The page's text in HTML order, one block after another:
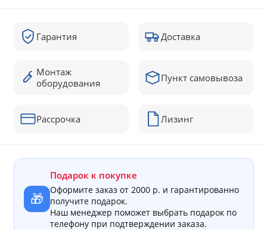
Гарантия Доставка
Монтаж
оборудования
Пункт самовывоза
Рассрочка Лизинг
🎁
Подарок к покупке
Оформите заказ от 2000 р. и гарантированно
получите подарок.
Наш менеджер поможет выбрать подарок по
телефону при подтверждении заказа.